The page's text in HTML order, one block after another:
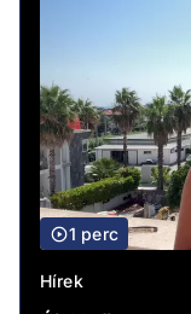
1 perc
Hírek